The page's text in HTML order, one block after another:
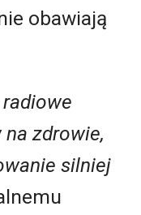
obawiają
na zdrowie,
silniej